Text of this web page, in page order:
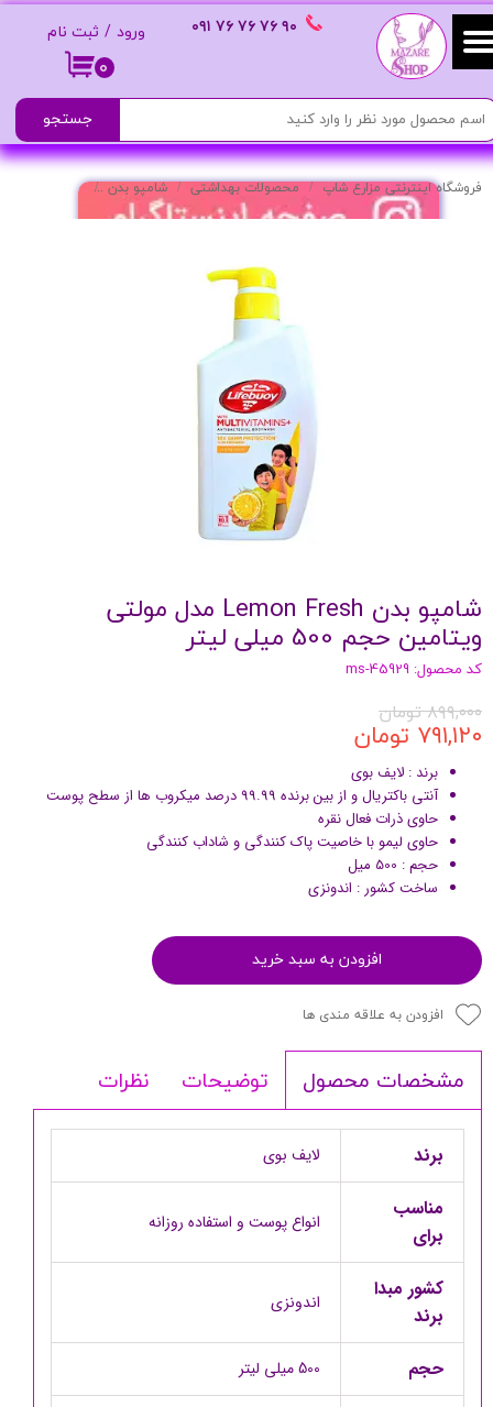
۰
ورود / ثبت نام
حساب کاربری من
تغییر گذر واژه
سفارشات
خروج از حساب کاربری
٩٠ ٧۶ ٧۶ ٧۶ ٠٩١
جستجو
فروشگاه اینترنتی مزارع شاپ محصولات بهداشتی شامپو بدن شامپو بدن Lemon Fresh مدل مولتی ویتامین حجم 500 میلی لیتر
شامپو بدن Lemon Fresh مدل مولتی
ویتامین حجم 500 میلی لیتر
کد محصول: ms-45929
۸۹۹,۰۰۰ تومان
۷۹۱,۱۲۰ تومان
برند : لایف بوی
آنتی باکتریال و از بین برنده 99.99 درصد میکروب ها از سطح پوست
حاوی ذرات فعال نقره
حاوی لیمو با خاصیت پاک کنندگی و شاداب کنندگی
حجم : 500 میل
ساخت کشور : اندونزی
افزودن به سبد خرید
افزودن به علاقه مندی ها
مشخصات محصول توضیحات نظرات
برند لایف بوی
مناسب
برای
انواع پوست و استفاده روزانه
کشور مبدا
برند
اندونزی
حجم 500 میلی لیتر